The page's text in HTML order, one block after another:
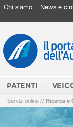
Chi siamo News e
PATENTI
Servizi online // Ricerca e